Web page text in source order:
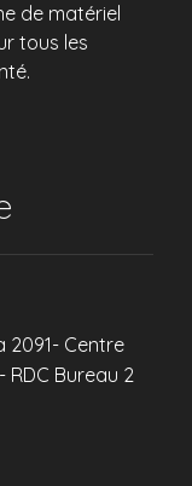
de matériel
tous les
2091- Centre
RDC Bureau 2